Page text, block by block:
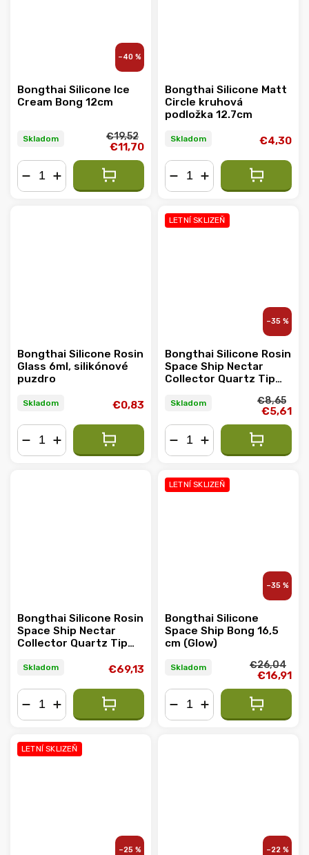
–40 %
Bongthai Silicone Ice
Cream Bong 12cm
Skladom €19,52
€11,70
Bongthai Silicone Matt
Circle kruhová
podložka 12.7cm
Skladom €4,30
Bongthai Silicone Rosin
Glass 6ml, silikónové
puzdro
Skladom €0,83
LETNÍ SKLIZEŇ
–35 %
Bongthai Silicone Rosin
Space Ship Nectar
Collector Quartz Tip
Skladom €8,65
€5,61
Bongthai Silicone Rosin
Space Ship Nectar
Collector Quartz Tip
Skladom €69,13
LETNÍ SKLIZEŇ
–35 %
Bongthai Silicone
Space Ship Bong 16,5
cm (Glow)
Skladom €26,04
€16,91
LETNÍ SKLIZEŇ
–25 % –22 %